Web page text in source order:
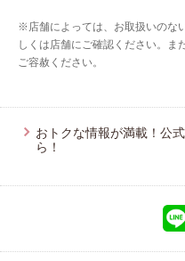
※店舗によっては、お取扱いのな
しくは店舗にご確認ください。ま
ご容赦ください。
おトクな情報が満載！公
ら！